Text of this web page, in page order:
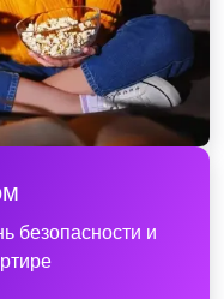
безопасности и